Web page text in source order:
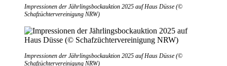
Impressionen der Jährlingsbockauktion 2025 auf Haus Düsse (©
Schafzüchtervereinigung NRW)
Impressionen der Jährlingsbockauktion 2025 auf Haus Düsse (©
Schafzüchtervereinigung NRW)